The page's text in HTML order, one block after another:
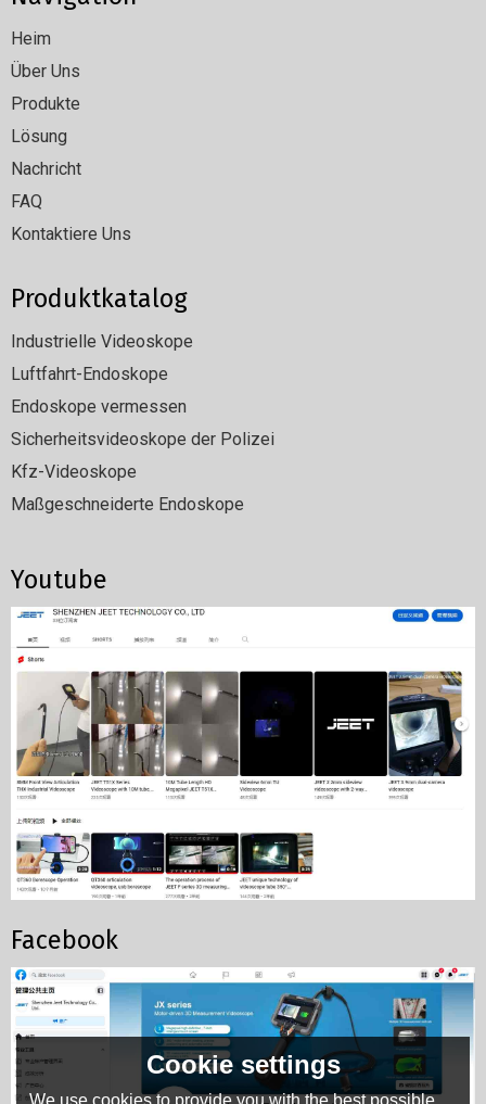
Heim
Über Uns
Produkte
Lösung
Nachricht
FAQ
Kontaktiere Uns
Produktkatalog
Industrielle Videoskope
Luftfahrt-Endoskope
Endoskope vermessen
Sicherheitsvideoskope der Polizei
Kfz-Videoskope
Maßgeschneiderte Endoskope
Youtube
Facebook
Cookie settings
We use cookies to provide you with the best possible